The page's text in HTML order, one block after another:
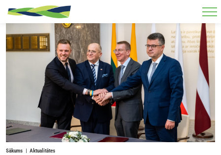
Skip to main content
Sākums Aktualitātes